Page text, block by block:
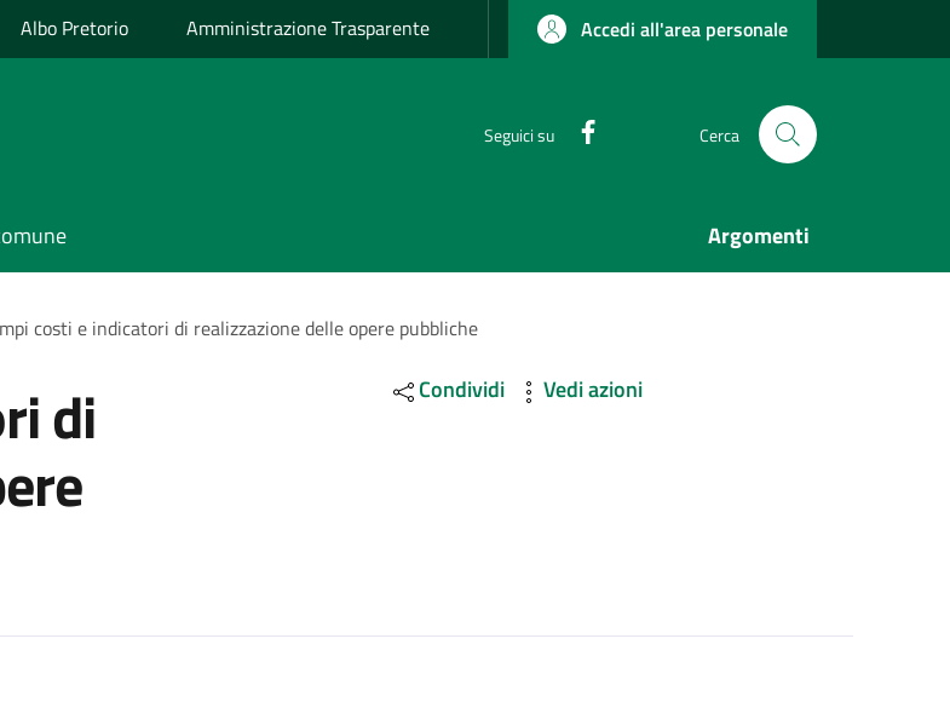
Albo Pretorio Amministrazione Trasparente Accedi all'area personale
Seguici su Cerca
Argomenti
costi e indicatori di realizzazione delle opere pubbliche
di Condividi Vedi azioni